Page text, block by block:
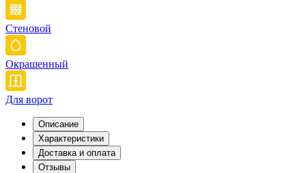
Стеновой
Окрашенный
Для ворот
Описание
Характеристики
Доставка и оплата
Отзывы